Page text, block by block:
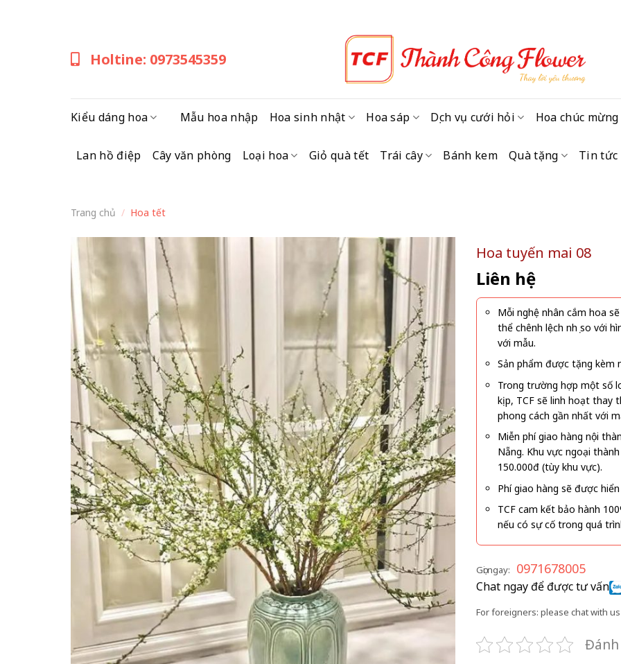
Holtine: 0973545359
Kiểu dáng hoa Mẫu hoa nhập Hoa sinh nhật Hoa sáp Dịch vụ cưới hỏi Hoa chúc mừng
Lan hồ điệp Cây văn phòng Loại hoa Giỏ quà tết Trái cây Bánh kem Quà tặng Tin tức
Trang chủ / Hoa tết
Hoa tuyến mai 08
Liên hệ
Mỗi nghệ nhân cắm hoa
thể chênh lệch nhẹ so với
với mẫu.
Sản phẩm được tặng kèm
Trong trường hợp một số
kịp, TCF sẽ linh hoạt thay
phong cách gần nhất với
Miễn phí giao hàng nội
Nẵng. Khu vực ngoại
150.000đ (tùy khu vực).
Phí giao hàng sẽ được
TCF cam kết bảo hành
nếu có sự cố trong quá
Gọi ngay: 0971678005
Chat ngay để được tư vấn
For foreigners: please chat with